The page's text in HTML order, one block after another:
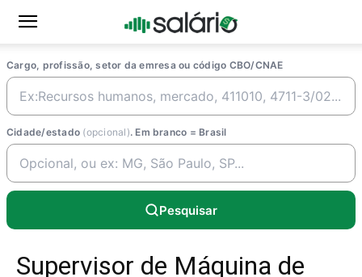
Cargo, profissão, setor da emresa ou código CBO/CNAE
Cidade/estado (opcional). Em branco = Brasil
Pesquisar
Supervisor de Máquina de